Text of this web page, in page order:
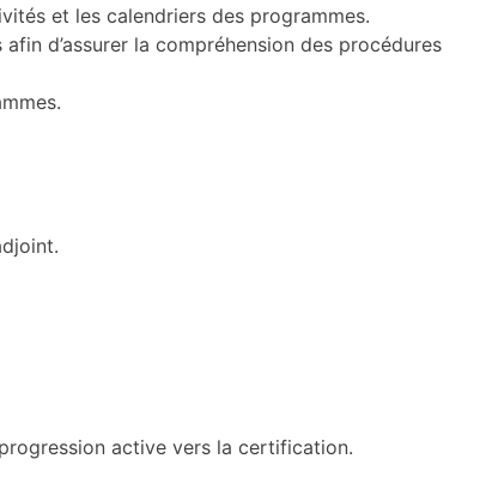
et les calendriers des programmes.
d’assurer la compréhension des procédures
active vers la certification.